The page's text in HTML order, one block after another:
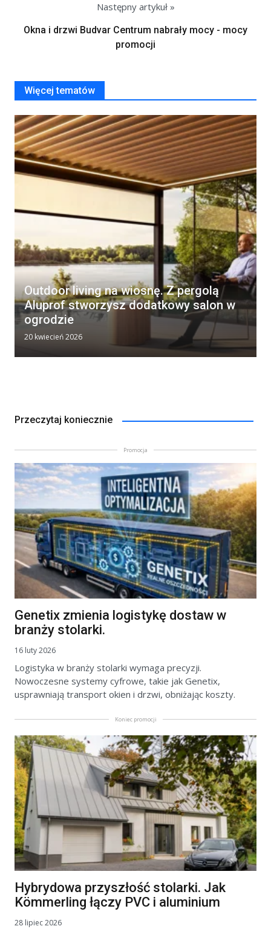
Następny artykuł »
Okna i drzwi Budvar Centrum nabrały mocy - mocy
promocji
Więcej tematów
Outdoor living na wiosnę. Z pergolą
Aluprof stworzysz dodatkowy salon w
ogrodzie
20 kwiecień 2026
Przeczytaj koniecznie
Promocja
Genetix zmienia logistykę dostaw w
branży stolarki.
16 luty 2026
Logistyka w branży stolarki wymaga precyzji.
Nowoczesne systemy cyfrowe, takie jak Genetix,
usprawniają transport okien i drzwi, obniżając koszty.
Koniec promocji
Hybrydowa przyszłość stolarki. Jak
Kömmerling łączy PVC i aluminium
28 lipiec 2026